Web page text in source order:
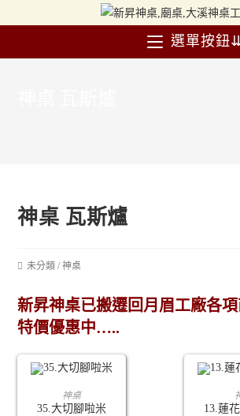
選單按鈕
神桌 瓦斯爐
未分類 / 神桌
新昇神桌已搬遷回月眉工廠各
特價優惠中…..
查看內容
神桌
35.大切腳啦米
查
13.蓮